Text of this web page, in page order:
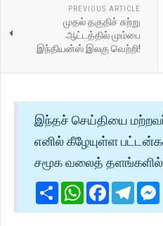
PREVIOUS ARTICLE
முதல் தகுதிச் சுற்று
ஆட்டத்தில் மும்பை
இந்தியன்ஸ் இலகு வெற்றி!
இந்தச் செய்தியை
எனில் கீழேயுள்ள
சமூக வலைத்
ShareWhatsApp
Facebook